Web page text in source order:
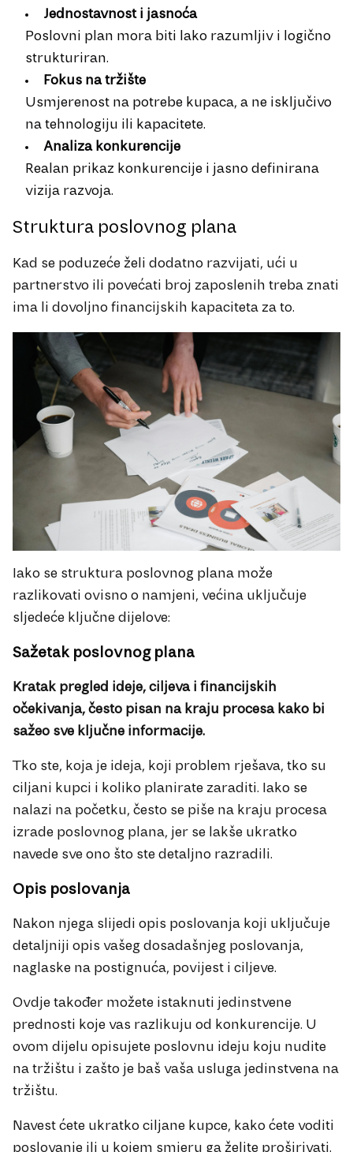
Jednostavnost i jasnoća
Poslovni plan mora biti lako razumljiv i logično
strukturiran.
Fokus na tržište
Usmjerenost na potrebe kupaca, a ne isključivo
na tehnologiju ili kapacitete.
Analiza konkurencije
Realan prikaz konkurencije i jasno definirana
vizija razvoja.
Struktura poslovnog plana
Kad se poduzeće želi dodatno razvijati, ući u
partnerstvo ili povećati broj zaposlenih treba znati
ima li dovoljno financijskih kapaciteta za to.
Iako se struktura poslovnog plana može
razlikovati ovisno o namjeni, većina uključuje
sljedeće ključne dijelove:
Sažetak poslovnog plana
Kratak pregled ideje, ciljeva i financijskih
očekivanja, često pisan na kraju procesa kako bi
sažeo sve ključne informacije.
Tko ste, koja je ideja, koji problem rješava, tko su
ciljani kupci i koliko planirate zaraditi. Iako se
nalazi na početku, često se piše na kraju procesa
izrade poslovnog plana, jer se lakše ukratko
navede sve ono što ste detaljno razradili.
Opis poslovanja
Nakon njega slijedi opis poslovanja koji uključuje
detaljniji opis vašeg dosadašnjeg poslovanja,
naglaske na postignuća, povijest i ciljeve.
Ovdje također možete istaknuti jedinstvene
prednosti koje vas razlikuju od konkurencije. U
ovom dijelu opisujete poslovnu ideju koju nudite
na tržištu i zašto je baš vaša usluga jedinstvena na
tržištu.
Navest ćete ukratko ciljane kupce, kako ćete voditi
poslovanje ili u kojem smjeru ga želite proširivati.